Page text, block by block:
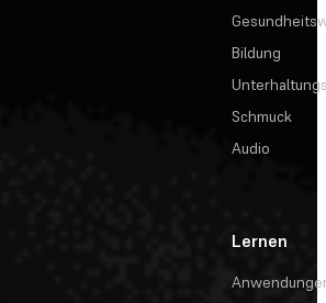
Bildung
Schmuck
Audio
Lernen